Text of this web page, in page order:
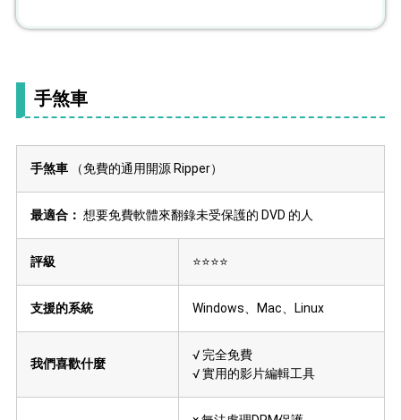
手煞車
手煞車 （免費的通用開源 Ripper）
最適合： 想要免費軟體來翻錄未受保護的 DVD 的人
評級 ⭐⭐⭐⭐
支援的系統 Windows、Mac、Linux
我們喜歡什麼
√ 完全免費
√ 實用的影片編輯工具